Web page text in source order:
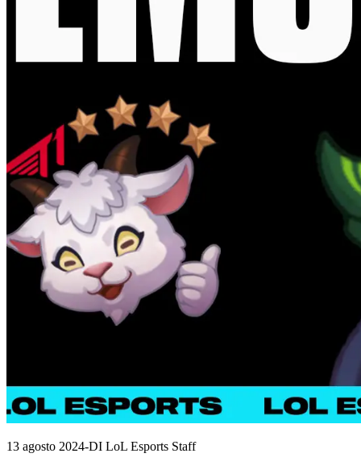
13 agosto 2024-DI LoL Esports Staff